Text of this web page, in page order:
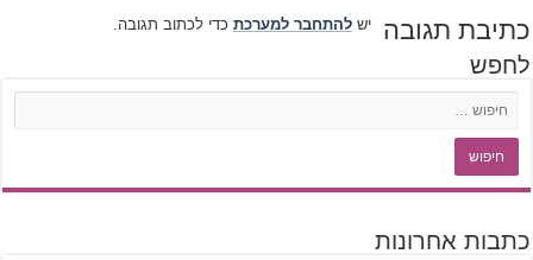
כתיבת תגובה ישלהתחבר למערכת כדי לכתוב תגובה.
לחפש
כתבות אחרונות